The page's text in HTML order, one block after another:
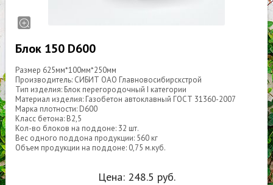
Блок 150 D600
Размер 625мм*100мм*250мм
Производитель: СИБИТ ОАО Главновосибирскстрой
Тип изделия: Блок перегородочный I категории
Материал изделия: Газобетон автоклавный ГОСТ 31360-2007
Марка плотности: D600
Класс бетона: В2,5
Кол-во блоков на поддоне: 32 шт.
Вес одного поддона продукции: 560 кг
Объем продукции на поддоне: 0,75 м.куб.
Цена: 248.5 руб.